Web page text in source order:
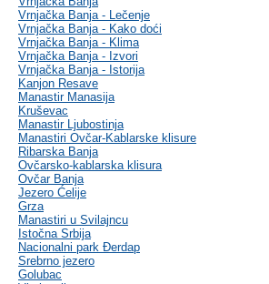
Vrnjačka Banja - Lečenje
Vrnjačka Banja - Kako doći
Vrnjačka Banja - Klima
Vrnjačka Banja - Izvori
Vrnjačka Banja - Istorija
Kanjon Resave
Manastir Manasija
Kruševac
Manastir Ljubostinja
Manastiri Ovčar-Kablarske klisure
Ribarska Banja
Ovčarsko-kablarska klisura
Ovčar Banja
Jezero Ćelije
Grza
Manastiri u Svilajncu
Istočna Srbija
Nacionalni park Đerdap
Srebrno jezero
Golubac